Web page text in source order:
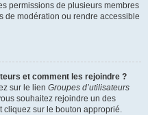
permissions de plusieurs membres
de modération ou rendre accessible
et comment les rejoindre ?
sur le lien Groupes d’utilisateurs
souhaitez rejoindre un des
cliquez sur le bouton approprié.